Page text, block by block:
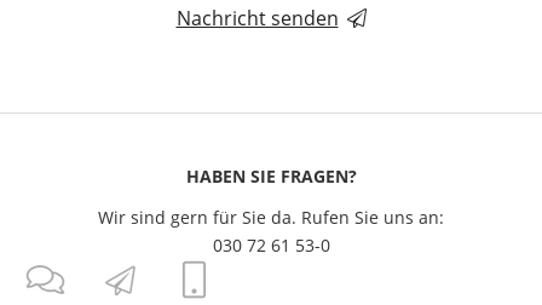
Nachricht senden
HABEN SIE FRAGEN?
Wir sind gern für Sie da. Rufen Sie uns an:
030 72 61 53-0